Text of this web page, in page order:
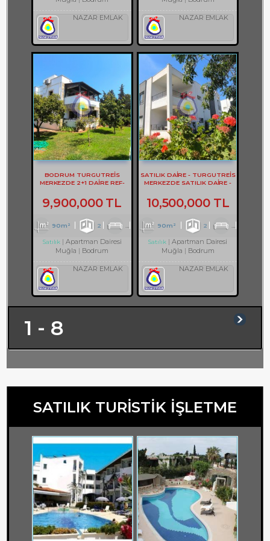
NAZAR EMLAK NAZAR EMLAK
BODRUM TURGUTREİS
MERKEZDE 2+1 DAİRE REF-
9,900,000 TL
90m² 2 1
Satılık
Apartman Dairesi
Muğla
Bodrum
NAZAR EMLAK
SATILIK DAİRE - TURGUTREİS
MERKEZDE SATILIK DAİRE -
10,500,000 TL
90m² 2
Satılık
Apartman Dairesi
Muğla
Bodrum
NAZAR EMLAK
1 - 8
SATILIK TURİSTİK İŞLETME